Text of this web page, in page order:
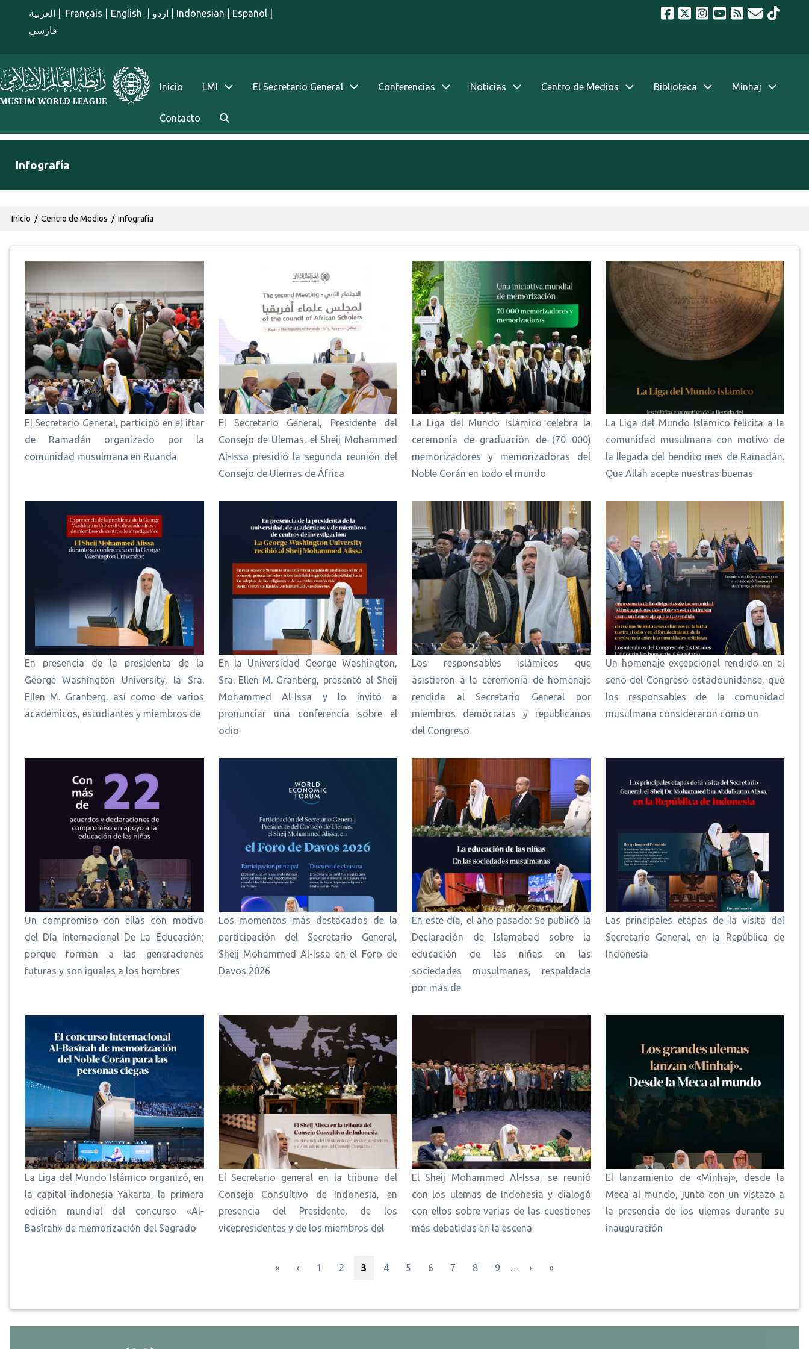
Pasar al contenido principal
العربية Français English اردو Indonesian Español
فارسي
menu spanish
Inicio LMI El Secretario General Conferencias Noticias Centro de Medios Biblioteca Minhaj
Contacto
Infografía
Ruta de navegación
Inicio Centro de Medios Infografía
El Secretario General, participó en el iftar
de Ramadán organizado por la
comunidad musulmana en Ruanda
El Secretario General, Presidente del
Consejo de Ulemas, el Sheij Mohammed
Al-Issa presidió la segunda reunión del
Consejo de Ulemas de África
La Liga del Mundo Islámico celebra la
ceremonia de graduación de (70 000)
memorizadores y memorizadoras del
Noble Corán en todo el mundo
La Liga del Mundo Islamico felicita a la
comunidad musulmana con motivo de
la llegada del bendito mes de Ramadán.
Que Allah acepte nuestras buenas
En presencia de la presidenta de la
George Washington University, la Sra.
Ellen M. Granberg, así como de varios
académicos, estudiantes y miembros de
En la Universidad George Washington,
Sra. Ellen M. Granberg, presentó al Sheij
Mohammed Al-Issa y lo invitó a
pronunciar una conferencia sobre el
odio
Los responsables islámicos que
asistieron a la ceremonia de homenaje
rendida al Secretario General por
miembros demócratas y republicanos
del Congreso
Un homenaje excepcional rendido en el
seno del Congreso estadounidense, que
los responsables de la comunidad
musulmana consideraron como un
Un compromiso con ellas con motivo
del Día Internacional De La Educación;
porque forman a las generaciones
futuras y son iguales a los hombres
Los momentos más destacados de la
participación del Secretario General,
Sheij Mohammed Al-Issa en el Foro de
Davos 2026
En este día, el año pasado: Se publicó la
Declaración de Islamabad sobre la
educación de las niñas en las
sociedades musulmanas, respaldada
por más de
Las principales etapas de la visita del
Secretario General, en la República de
Indonesia
La Liga del Mundo Islámico organizó, en
la capital indonesia Yakarta, la primera
edición mundial del concurso «Al-
Basîrah» de memorización del Sagrado
El Secretario general en la tribuna del
Consejo Consultivo de Indonesia, en
presencia del Presidente, de los
vicepresidentes y de los miembros del
El Sheij Mohammed Al-Issa, se reunió
con los ulemas de Indonesia y dialogó
con ellos sobre varias de las cuestiones
más debatidas en la escena
El lanzamiento de «Minhaj», desde la
Meca al mundo, junto con un vistazo a
la presencia de los ulemas durante su
inauguración
Primera página
« Página anterior
‹ Página
1 Página
2 Página actual
3 Página
4 Página
5 Página
6 Página
7 Página
8 Página
9 … Siguiente página
› Última página
»